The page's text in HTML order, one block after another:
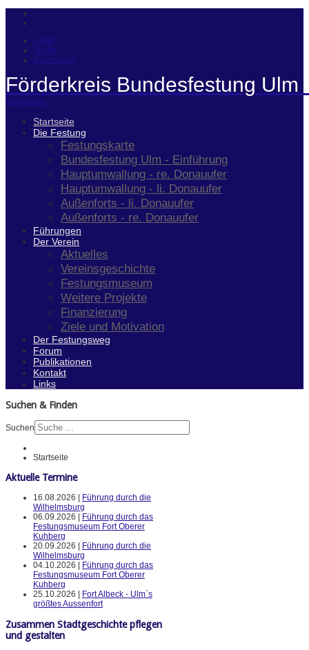
Login
Suche
Impressum
Förderkreis Bundesfestung Ulm
Navigation
Startseite
Die Festung
Festungskarte
Bundesfestung Ulm - Einführung
Hauptumwallung - re. Donauufer
Hauptumwallung - li. Donauufer
Außenforts - li. Donauufer
Außenforts - re. Donauufer
Führungen
Der Verein
Aktuelles
Vereinsgeschichte
Festungsmuseum
Weitere Projekte
Finanzierung
Ziele und Motivation
Der Festungsweg
Forum
Publikationen
Kontakt
Links
Suchen & Finden
Suchen
Startseite
Aktuelle Termine
16.08.2026 |
Führung durch die
Wilhelmsburg
06.09.2026 |
Führung durch das
Festungsmuseum Fort Oberer
Kuhberg
20.09.2026 |
Führung durch die
Wilhelmsburg
04.10.2026 |
Führung durch das
Festungsmuseum Fort Oberer
Kuhberg
25.10.2026 |
Fort Albeck - Ulm`s
größtes Aussenfort
Zusammen Stadtgeschichte pflegen
und gestalten